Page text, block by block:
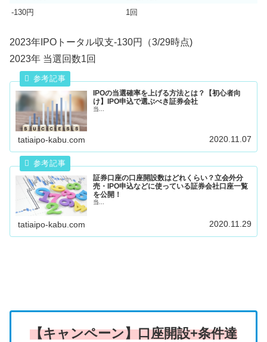
-130円
1回
2023年IPOトータル収支-130円（3/29時点)
2023年 当選回数1回
IPOの当選確率を上げる方法とは？【初心者向
け】IPO申込で選ぶべき証券会社
当...
tatiaipo-kabu.com 2020.11.07
証券口座の口座開設数はどれくらい？立会外分
売・IPO申込などに使っている証券会社口座一覧
を公開！
当...
tatiaipo-kabu.com 2020.11.29
【キャンペーン】口座開設+条件達